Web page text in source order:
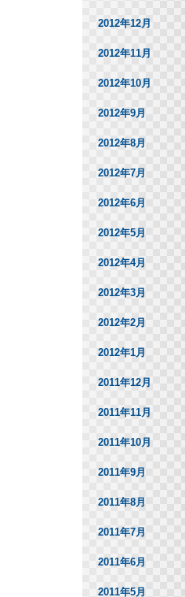
2012年12月
2012年11月
2012年10月
2012年9月
2012年8月
2012年7月
2012年6月
2012年5月
2012年4月
2012年3月
2012年2月
2012年1月
2011年12月
2011年11月
2011年10月
2011年9月
2011年8月
2011年7月
2011年6月
2011年5月